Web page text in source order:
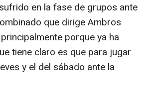
en la fase de grupos ante
que dirige Ambros
porque ya ha
tiene claro es que para jugar
y el del sábado ante la